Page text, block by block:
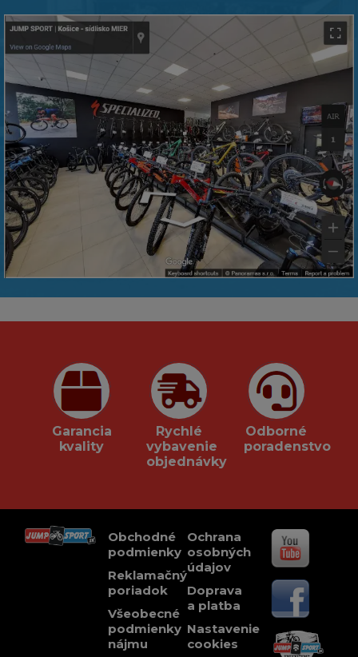
Garancia
kvality
Rychlé
vybavenie
objednávky
Odborné
poradenstvo
Obchodné
podmienky
Reklamačný
poriadok
Všeobecné
podmienky
nájmu
Ochrana
osobných
údajov
Doprava
a platba
Nastavenie
cookies